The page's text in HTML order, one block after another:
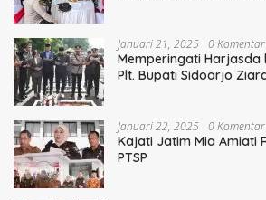
Januari 21, 2025 0 Komentar
Memperingati Harjasda
Plt. Bupati Sidoarjo
Januari 22, 2025 0 Komentar
Kajati Jatim Mia Amiati
PTSP